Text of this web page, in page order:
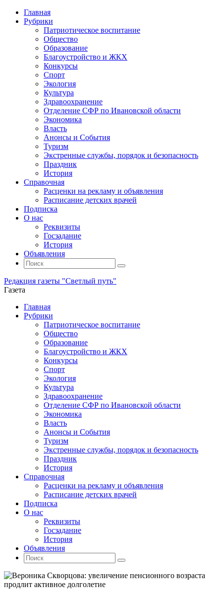
Главная
Рубрики
Патриотическое воспитание
Общество
Образование
Благоустройство и ЖКХ
Конкурсы
Спорт
Экология
Культура
Здравоохранение
Отделение СФР по Ивановской области
Экономика
Власть
Анонсы и События
Туризм
Экстренные службы, порядок и безопасность
Праздник
История
Справочная
Расценки на рекламу и объявления
Расписание детских врачей
Подписка
О нас
Реквизиты
Госзадание
История
Объявления
Поиск
Искать:
Поиск
Редакция газеты "Светлый путь"
Газета
Промотать
содержимому
Главная
Рубрики
Патриотическое воспитание
Общество
Образование
Благоустройство и ЖКХ
Конкурсы
Спорт
Экология
Культура
Здравоохранение
Отделение СФР по Ивановской области
Экономика
Власть
Анонсы и События
Туризм
Экстренные службы, порядок и безопасность
Праздник
История
Справочная
Расценки на рекламу и объявления
Расписание детских врачей
Подписка
О нас
Реквизиты
Госзадание
История
Объявления
Поиск
Искать:
Поиск